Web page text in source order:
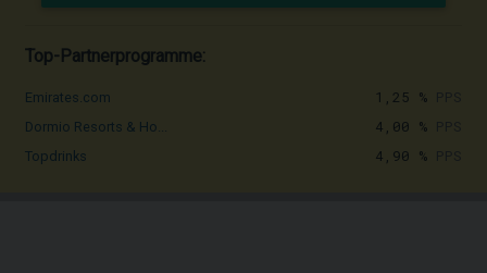
Top-Partnerprogramme:
Emirates.com 1,25 %
Dormio Resorts & Ho... 4,00 %
Topdrinks 4,90 %